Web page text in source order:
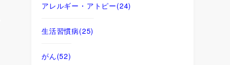
アレルギー・アトピー(24)
生活習慣病(25)
がん(52)